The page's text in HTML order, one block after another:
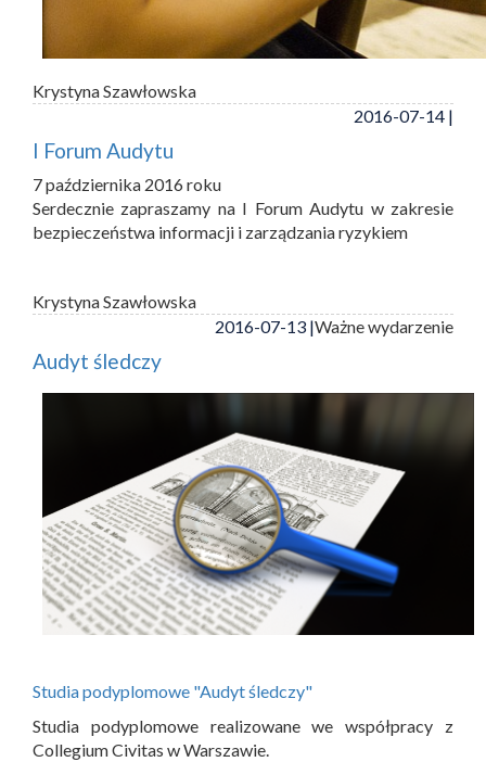
Krystyna Szawłowska
2016-07-14 |
I Forum Audytu
7 października 2016 roku
Serdecznie zapraszamy na I Forum Audytu w zakresie
bezpieczeństwa informacji i zarządzania ryzykiem
Krystyna Szawłowska
2016-07-13 |Ważne wydarzenie
Audyt śledczy
Studia podyplomowe "Audyt śledczy"
Studia podyplomowe realizowane we współpracy z
Collegium Civitas w Warszawie.